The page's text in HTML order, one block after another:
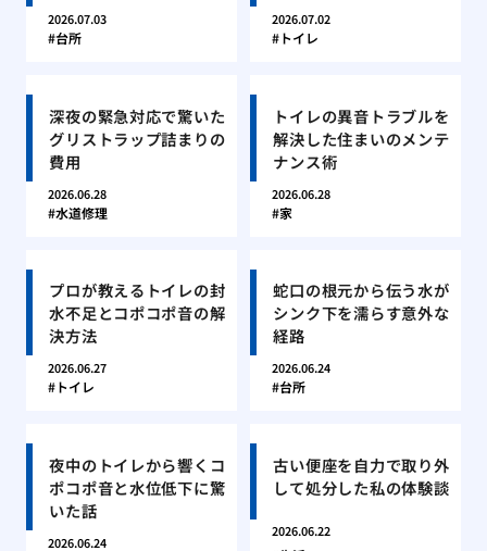
2026.07.03
台所
2026.07.02
トイレ
深夜の緊急対応で驚いた
グリストラップ詰まりの
費用
2026.06.28
水道修理
トイレの異音トラブルを
解決した住まいのメンテ
ナンス術
2026.06.28
家
プロが教えるトイレの封
水不足とコポコポ音の解
決方法
2026.06.27
トイレ
蛇口の根元から伝う水が
シンク下を濡らす意外な
経路
2026.06.24
台所
夜中のトイレから響くコ
ポコポ音と水位低下に驚
いた話
2026.06.24
古い便座を自力で取り外
して処分した私の体験談
2026.06.22